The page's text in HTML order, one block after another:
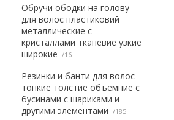
Обручи ободки на голову
для волос пластиковий
металлические с
кристаллами тканевие узкие
широкие
16
Резинки и банти для волос
тонкие толстие объёмние с
бусинами с шариками и
другими элементами
185